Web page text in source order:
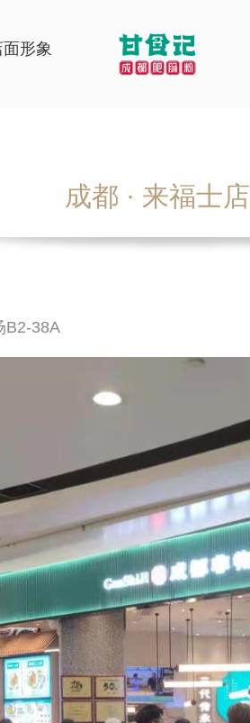
面形象
成都 · 来福士店
B2-38A